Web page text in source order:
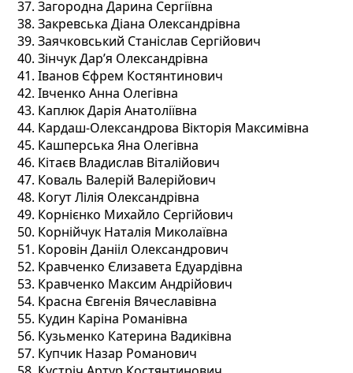
Загородна Дарина Сергіївна
Закревська Діана Олександрівна
Заячковський Станіслав Сергійович
Зінчук Дар’я Олександрівна
Іванов Єфрем Костянтинович
Івченко Анна Олегівна
Каплюк Дарія Анатоліївна
Кардаш-Олександрова Вікторія Максимівна
Кашперська Яна Олегівна
Кітаєв Владислав Віталійович
Коваль Валерій Валерійович
Когут Лілія Олександрівна
Корнієнко Михайло Сергійович
Корнійчук Наталія Миколаївна
Коровін Данііл Олександрович
Кравченко Єлизавета Едуардівна
Кравченко Максим Андрійович
Красна Євгенія Вячеславівна
Кудин Каріна Романівна
Кузьменко Катерина Вадиківна
Купчик Назар Романович